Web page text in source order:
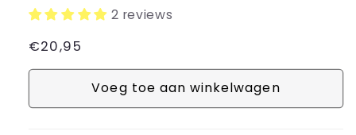
2 reviews
Normale
prijs
€20,95
Voeg toe aan winkelwagen